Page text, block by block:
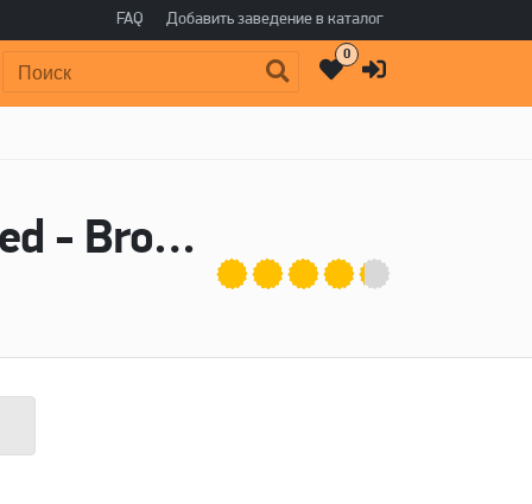
FAQ Добавить заведение в каталог
Поиск: 0
Пиво Haken & Ogen Bourbon Barrel Aged - Brouwerij de Molen